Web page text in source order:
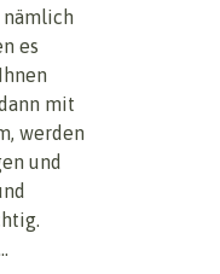
nämlich
es
mit
werden
und